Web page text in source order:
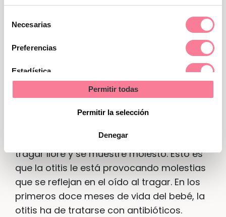
Necesarias
Preferencias
Estadística
Permitir todas
Permitir la selección
Denegar
Otitis
La inflamación del oído medio
también una enfermedad bacteriana muy
común entre los bebés de menos de un
año. Normalmente suelen estar motivadas
por complicaciones tras un catarro. Una
nuestro bebé no quiera comer, o que al
tragar llore y se muestre molesto. Esto es
que la otitis le está provocando molestias
que se reflejan en el oído al tragar. En los
primeros doce meses de vida del bebé, la
otitis ha de tratarse con antibióticos.